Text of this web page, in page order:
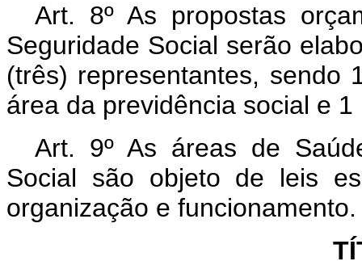
Art. 8º As propostas
Seguridade Social serão
(três) representantes,
área da previdência social e
Art. 9º As áreas de
Social são objeto de leis
organização e funcionamento.